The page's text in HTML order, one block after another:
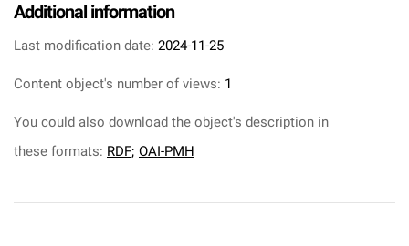
Additional information
Last modification date: 2024-11-25
Content object's number of views: 1
You could also download the object's description in
these formats: RDF; OAI-PMH